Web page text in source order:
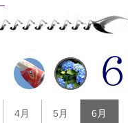
4月 5月 6月